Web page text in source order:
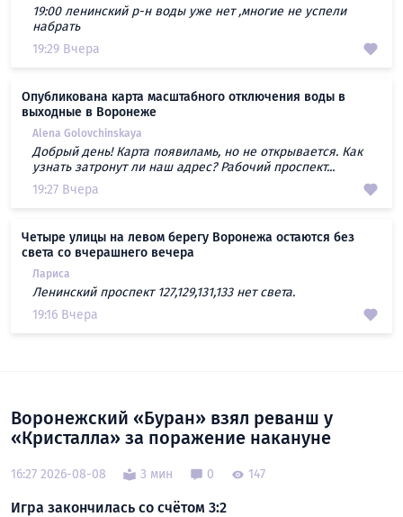
19:00 ленинский р-н воды уже нет ,многие не успели
набрать
19:29 Вчера
Опубликована карта масштабного отключения воды в
выходные в Воронеже
Alena Golovchinskaya
Добрый день! Карта появиламь, но не открывается. Как
узнать затронут ли наш адрес? Рабочий проспект...
19:27 Вчера
Четыре улицы на левом берегу Воронежа остаются без
света со вчерашнего вечера
Лариса
Ленинский проспект 127,129,131,133 нет света.
19:16 Вчера
Воронежский «Буран» взял реванш у
«Кристалла» за поражение накануне
16:27 2026-08-08 3 мин 0 147
Игра закончилась со счётом 3:2